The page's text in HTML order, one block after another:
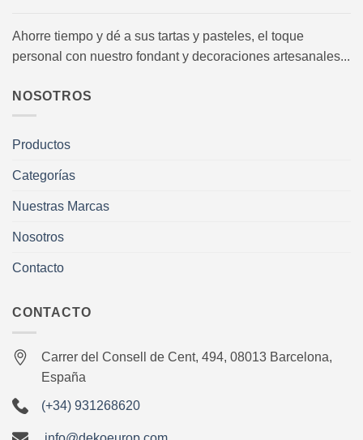
Ahorre tiempo y dé a sus tartas y pasteles, el toque
personal con nuestro fondant y decoraciones artesanales...
NOSOTROS
Productos
Categorías
Nuestras Marcas
Nosotros
Contacto
CONTACTO
Carrer del Consell de Cent, 494, 08013 Barcelona,
España
(+34) 931268620